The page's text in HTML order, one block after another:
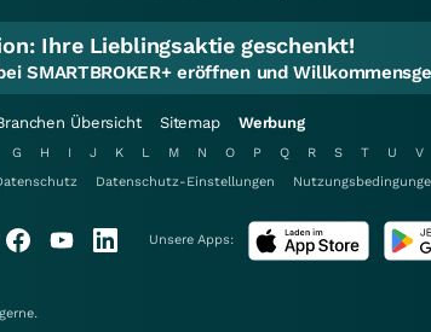
Ihre Lieblingsaktie geschenkt!
SMARTBROKER+ eröffnen und
Übersicht Sitemap Werbung
G H I J K L M N O P Q R S T U V
Datenschutz-Einstellungen
Unsere Apps:
gerne.